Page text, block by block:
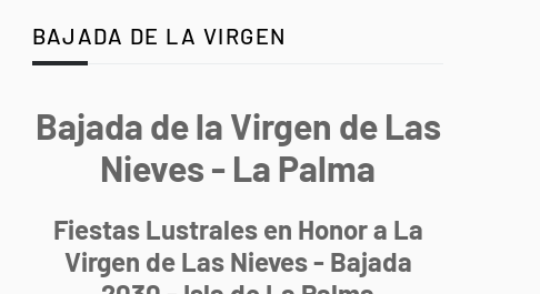
BAJADA DE LA VIRGEN
Bajada de la Virgen de Las
Nieves - La Palma
Fiestas Lustrales en Honor a La
Virgen de Las Nieves - Bajada